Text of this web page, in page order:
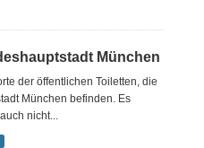
München
der öffentlichen Toiletten, die
München befinden. Es
nicht...